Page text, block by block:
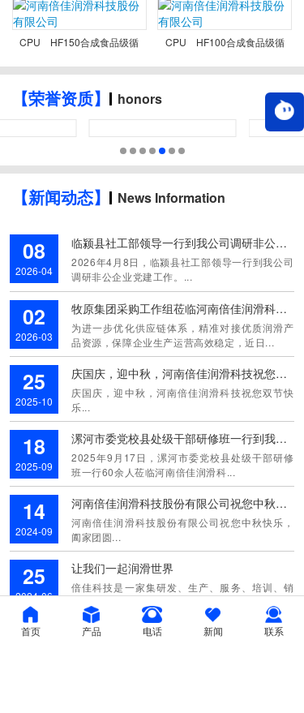
CPU HF150合成食品级循 CPU HF100合成食品级循
【荣誉资质】 honors
【新闻动态】 News Information
08
2026-04
临颍县社工部领导一行到我公司调研非公企业党建工作
2026年4月8日，临颍县社工部领导一行到我公司
调研非公企业党建工作。...
02
2026-03
牧原集团采购工作组莅临河南倍佳润滑科技股份有限公司考察调研
为进一步优化供应链体系，精准对接优质润滑产
品资源，保障企业生产运营高效稳定，近日...
25
2025-10
庆国庆，迎中秋，河南倍佳润滑科技祝您双节快乐
庆国庆，迎中秋，河南倍佳润滑科技祝您双节快
乐...
18
2025-09
漯河市委党校县处级干部研修班一行到我公司调研参观
2025年9月17日，漯河市委党校县处级干部研修
班一行60余人莅临河南倍佳润滑科...
14
2024-09
河南倍佳润滑科技股份有限公司祝您中秋快乐，阖家团圆
河南倍佳润滑科技股份有限公司祝您中秋快乐，
阖家团圆...
25
2024-06
让我们一起润滑世界
倍佳科技是一家集研发、生产、服务、培训、销
首页 产品 电话 新闻 联系